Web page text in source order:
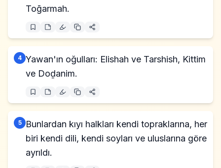
Toḡarmah.
4 Yawan'ın oğulları: Elishah ve Tarshish, Kittim
ve Doḏanim.
5
Bunlardan kıyı halkları kendi topraklarına, her
biri kendi dili, kendi soyları ve uluslarına göre
ayrıldı.